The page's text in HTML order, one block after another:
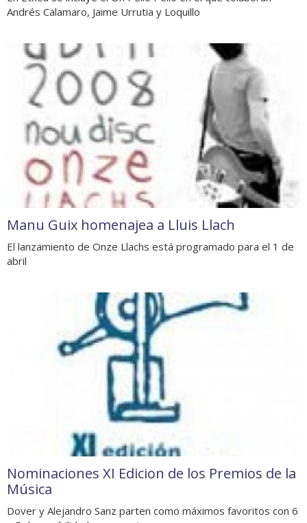
Andrés Calamaro, Jaime Urrutia y Loquillo
Manu Guix homenajea a Lluis Llach
El lanzamiento de Onze Llachs está programado para el 1 de
abril
Nominaciones XI Edicion de los Premios de la
Música
Dover y Alejandro Sanz parten como máximos favoritos con 6